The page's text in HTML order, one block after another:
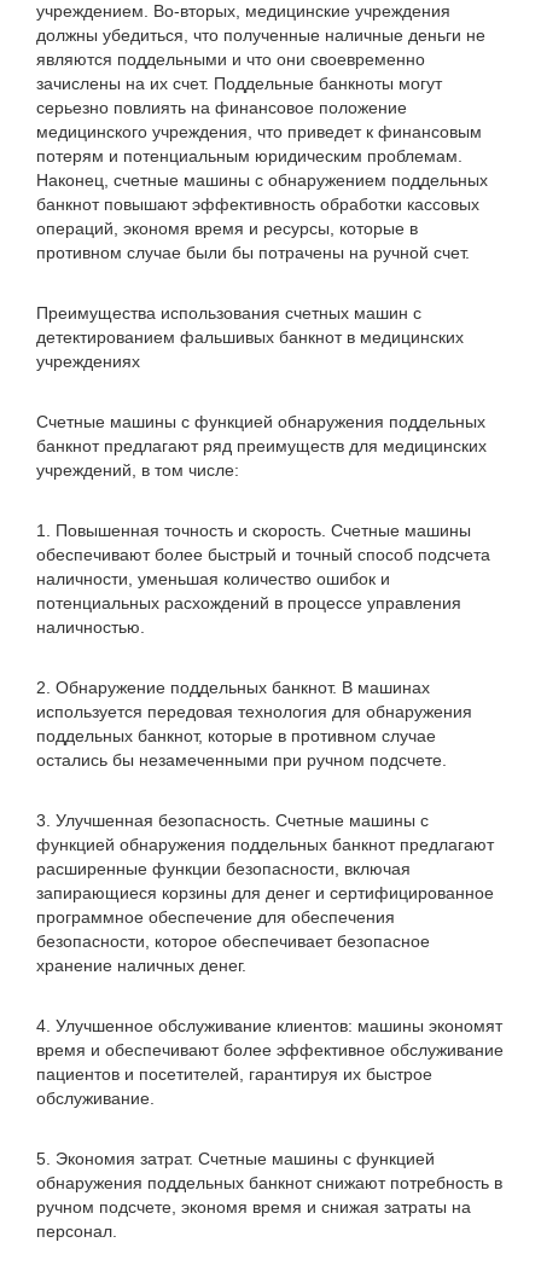
учреждением. Во-вторых, медицинские учреждения
должны убедиться, что полученные наличные деньги не
являются поддельными и что они своевременно
зачислены на их счет. Поддельные банкноты могут
серьезно повлиять на финансовое положение
медицинского учреждения, что приведет к финансовым
потерям и потенциальным юридическим проблемам.
Наконец, счетные машины с обнаружением поддельных
банкнот повышают эффективность обработки кассовых
операций, экономя время и ресурсы, которые в
противном случае были бы потрачены на ручной счет.
Преимущества использования счетных машин с
детектированием фальшивых банкнот в медицинских
учреждениях
Счетные машины с функцией обнаружения поддельных
банкнот предлагают ряд преимуществ для медицинских
учреждений, в том числе:
1. Повышенная точность и скорость. Счетные машины
обеспечивают более быстрый и точный способ подсчета
наличности, уменьшая количество ошибок и
потенциальных расхождений в процессе управления
наличностью.
2. Обнаружение поддельных банкнот. В машинах
используется передовая технология для обнаружения
поддельных банкнот, которые в противном случае
остались бы незамеченными при ручном подсчете.
3. Улучшенная безопасность. Счетные машины с
функцией обнаружения поддельных банкнот предлагают
расширенные функции безопасности, включая
запирающиеся корзины для денег и сертифицированное
программное обеспечение для обеспечения
безопасности, которое обеспечивает безопасное
хранение наличных денег.
4. Улучшенное обслуживание клиентов: машины экономят
время и обеспечивают более эффективное обслуживание
пациентов и посетителей, гарантируя их быстрое
обслуживание.
5. Экономия затрат. Счетные машины с функцией
обнаружения поддельных банкнот снижают потребность в
ручном подсчете, экономя время и снижая затраты на
персонал.